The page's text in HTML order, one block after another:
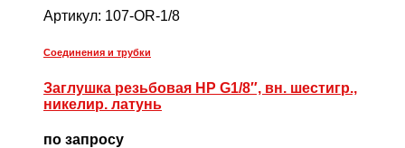
Артикул: 107-OR-1/8
Соединения и трубки
Заглушка резьбовая НР G1/8″, вн. шестигр.,
никелир. латунь
по запросу